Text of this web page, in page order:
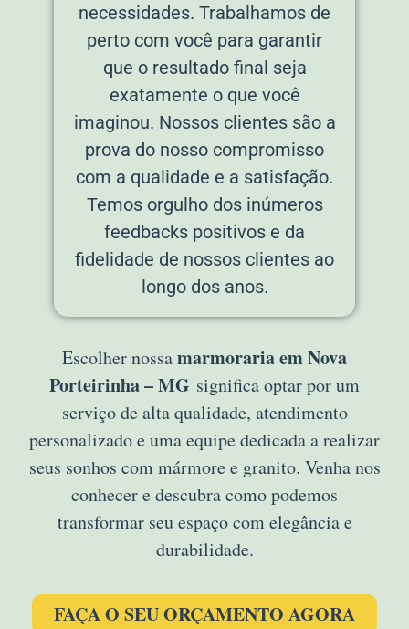
necessidades. Trabalhamos de
perto com você para garantir
que o resultado final seja
exatamente o que você
imaginou. Nossos clientes são a
prova do nosso compromisso
com a qualidade e a satisfação.
Temos orgulho dos inúmeros
feedbacks positivos e da
fidelidade de nossos clientes ao
longo dos anos.
Escolher nossamarmoraria em Nova
Porteirinha – MG significa optar por um
serviço de alta qualidade, atendimento
personalizado e uma equipe dedicada a realizar
seus sonhos com mármore e granito. Venha nos
conhecer e descubra como podemos
transformar seu espaço com elegância e
durabilidade.
FAÇA O SEU ORÇAMENTO AGORA